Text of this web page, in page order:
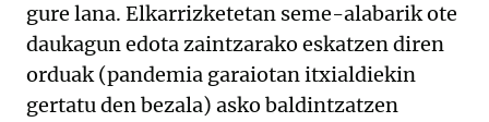
gure lana. Elkarrizketetan seme-alabarik ote
daukagun edota zaintzarako eskatzen diren
orduak (pandemia garaiotan itxialdiekin
gertatu den bezala) asko baldintzatzen